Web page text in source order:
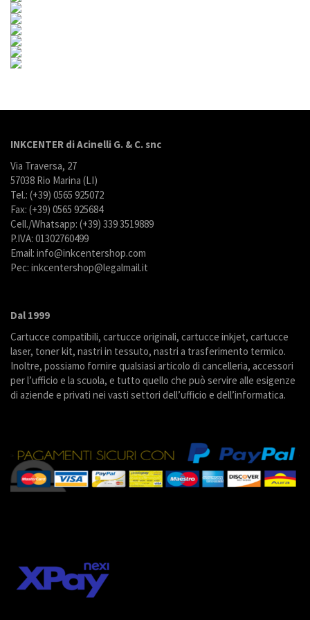
INKCENTER di Acinelli G. & C. snc
Via Traversa, 27
57038 Rio Marina (LI)
Tel.: (+39) 0565 925072
Fax: (+39) 0565 925684
Cell./Whatsapp: (+39) 339 3519889
P.IVA: 01302760499
Email: info@inkcentershop.com
Pec: inkcentershop@legalmail.it
Dal 1999
Cartucce compatibili, cartucce originali, cartucce inkjet, cartucce
laser, toner kit, nastri in tessuto, nastri a trasferimento termico.
Inoltre, possiamo fornire qualsiasi articolo di cancelleria, accessori
per l’ufficio e la scuola, e tutto quello che può servire alle esigenze
di aziende e privati nei vasti settori dell’ufficio e dell’informatica.